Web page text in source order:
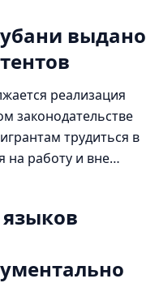
право трудиться в
на работу, вне
у частных лиц. За
выдано
реализация
законодательстве
трудиться в
на работу и вне
УФМС
выдано уже свыше
превышает